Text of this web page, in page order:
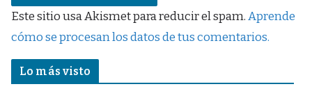
Este sitio usa Akismet para reducir el spam.Aprende
cómo se procesan los datos de tus comentarios.
Lo más visto